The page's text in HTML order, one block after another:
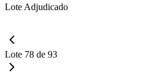
Lote Adjudicado
Lote 78 de 93